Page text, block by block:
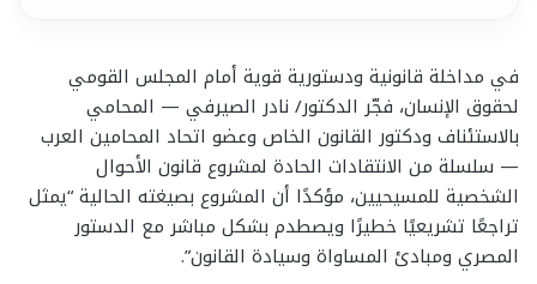
في مداخلة قانونية ودستورية قوية أمام المجلس القومي
لحقوق الإنسان، فجّر الدكتور/ نادر الصيرفي — المحامي
بالاستئناف ودكتور القانون الخاص وعضو اتحاد المحامين العرب
— سلسلة من الانتقادات الحادة لمشروع قانون الأحوال
الشخصية للمسيحيين، مؤكدًا أن المشروع بصيغته الحالية “يمثل
تراجعًا تشريعيًا خطيرًا ويصطدم بشكل مباشر مع الدستور
المصري ومبادئ المساواة وسيادة القانون”.